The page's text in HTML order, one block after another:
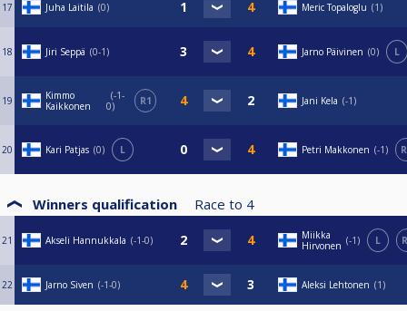
17 Juha Laitila 0 Meric Topaloglu 1
18 Jiri Seppä 0-1 Jarno Päivinen 0 L
19
Kimmo
Kaikkonen
-1-
0
R1 Jani Kela -1
20 Kari Patjas 0 L Petri Makkonen -1
Winners qualification Race to 4
21 Akseli Hannukkala -1-0
Miikka
Hirvonen
-1 L
22 Jarno Siven -1-0 Aleksi Lehtonen 1